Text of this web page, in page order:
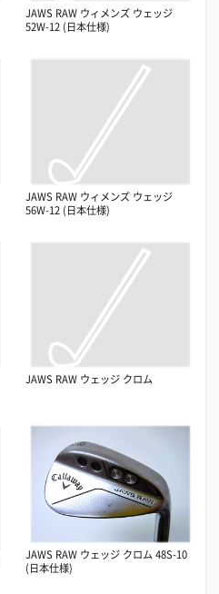
JAWS RAW ウィメンズ ウェッジ
52W-12 (日本仕様)
JAWS RAW ウィメンズ ウェッジ
56W-12 (日本仕様)
JAWS RAW ウェッジ クロム
JAWS RAW ウェッジ クロム 48S-10
(日本仕様)